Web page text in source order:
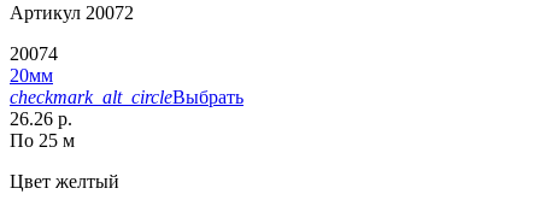
Артикул 20072
20074
20мм
checkmark_alt_circleВыбрать
26.26 р.
По 25 м
Цвет желтый